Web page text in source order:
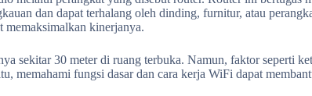
dan dapat terhalang oleh dinding, furnitur, atau
memaksimalkan kinerjanya.
sekitar 30 meter di ruang terbuka. Namun, faktor seperti
memahami fungsi dasar dan cara kerja WiFi dapat